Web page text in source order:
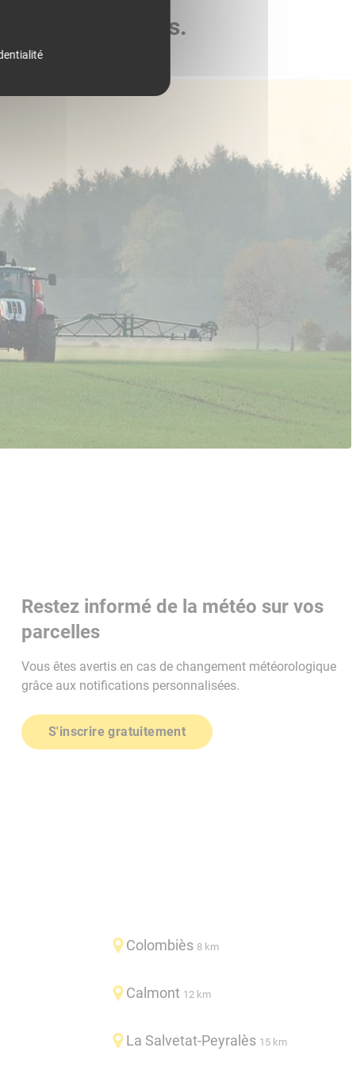
vos parcelles.
Restez informé de la météo sur vos
parcelles
Vous êtes avertis en cas de changement météorologique
grâce aux notifications personnalisées.
S'inscrire gratuitement
Colombiès 8 km
Calmont 12 km
La Salvetat-Peyralès 15 km